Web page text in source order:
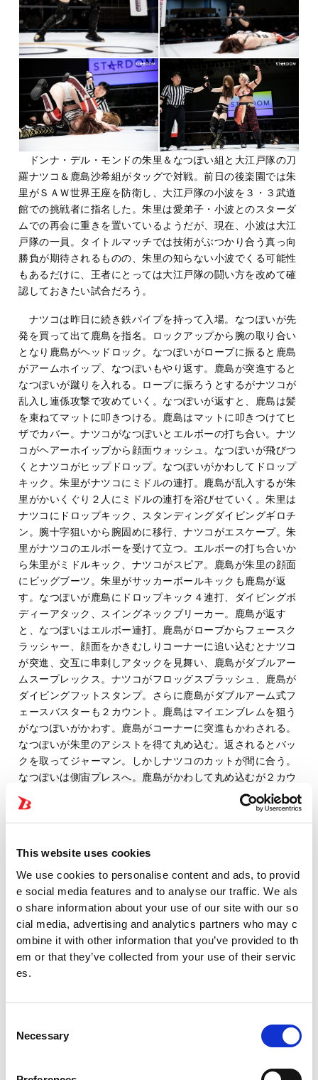
This website uses cookies
We use cookies to personalise content and ads, to provid
e social media features and to analyse our traffic. We als
o share information about your use of our site with our so
cial media, advertising and analytics partners who may c
ombine it with other information that you’ve provided to th
em or that they’ve collected from your use of their servic
es.
Necessary
ドンナ・デル・モンドの朱里＆なつぽい組と大江戸隊の刀
羅ナツコ＆鹿島沙希組がタッグで対戦。前日の後楽園では朱
里がＳＡＷ世界王座を防衛し、大江戸隊の小波を３・３武道
館での挑戦者に指名した。朱里は愛弟子・小波とのスターダ
ムでの再会に重きを置いているようだが、現在、小波は大江
戸隊の一員。タイトルマッチでは技術がぶつかり合う真っ向
勝負が期待されるものの、朱里の知らない小波でくる可能性
もあるだけに、王者にとっては大江戸隊の闘い方を改めて確
認しておきたい試合だろう。
ナツコは昨日に続き鉄パイプを持って入場。なつぽいが先
発を買って出て鹿島を指名。ロックアップから腕の取り合い
となり鹿島がヘッドロック。なつぽいがロープに振ると鹿島
がアームホイップ、なつぽいもやり返す。鹿島が突進すると
なつぽいが蹴りを入れる。ロープに振ろうとするがナツコが
乱入し連係攻撃で攻めていく。なつぽいが返すと、鹿島は髪
を束ねてマットに叩きつける。鹿島はマットに叩きつけてヒ
ザでカバー。ナツコがなつぽいとエルボーの打ち合い。ナツ
コがヘアーホイップから顔面ウォッシュ。なつぽいが飛びつ
くとナツコがヒップドロップ。なつぽいがかわしてドロップ
キック。朱里がナツコにミドルの連打。鹿島が乱入するが朱
里がかいくぐり２人にミドルの連打を浴びせていく。朱里は
ナツコにドロップキック、スタンディングダイビングギロチ
ン。腕十字狙いから腕固めに移行、ナツコがエスケープ。朱
里がナツコのエルボーを受けて立つ。エルボーの打ち合いか
ら朱里がミドルキック、ナツコがスピア。鹿島が朱里の顔面
にビッグブーツ。朱里がサッカーボールキックも鹿島が返
す。なつぽいが鹿島にドロップキック４連打、ダイビングボ
ディーアタック、スイングネックブリーカー。鹿島が返す
と、なつぽいはエルボー連打。鹿島がロープからフェースク
ラッシャー、顔面をかきむしりコーナーに追い込むとナツコ
が突進、交互に串刺しアタックを見舞い、鹿島がダブルアー
ムスープレックス。ナツコがフロッグスプラッシュ、鹿島が
ダイビングフットスタンプ。さらに鹿島がダブルアーム式フ
ェースバスターも２カウント。鹿島はマイエンブレムを狙う
がなつぽいがかわす。鹿島がコーナーに突進もかわされる。
なつぽいが朱里のアシストを得て丸め込む。返されるとバッ
クを取ってジャーマン。しかしナツコのカットが間に合う。
なつぽいは側宙プレスへ。鹿島がかわして丸め込むが２カウ
ント。鹿島のビッグブーツをなつぽいがかわし、朱里のミド
ルからなつぽいがジャックナイフ。朱里がハイキックでナツ
コを排除、なつぽいがハイキックも鹿島が起死回生。なつぽ
◆ウナギ・カブキ7番勝負～第三戦～ 15分1本勝負
Iwatani mayu
12分54秒
ドラゴン・スープ
レックス・ホール
ド
Eel et Sayaka